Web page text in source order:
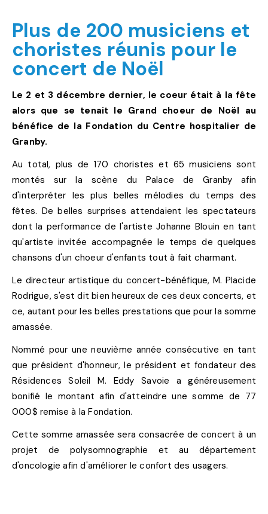
Plus de 200 musiciens et
choristes réunis pour le
concert de Noël
Le 2 et 3 décembre dernier, le coeur était à la fête
alors que se tenait le Grand choeur de Noël au
bénéfice de la Fondation du Centre hospitalier de
Granby.
Au total, plus de 170 choristes et 65 musiciens sont
montés sur la scène du Palace de Granby afin
d'interpréter les plus belles mélodies du temps des
fêtes. De belles surprises attendaient les spectateurs
dont la performance de l'artiste Johanne Blouin en tant
qu'artiste invitée accompagnée le temps de quelques
chansons d'un choeur d'enfants tout à fait charmant.
Le directeur artistique du concert-bénéfique, M. Placide
Rodrigue, s'est dit bien heureux de ces deux concerts, et
ce, autant pour les belles prestations que pour la somme
amassée.
Nommé pour une neuvième année consécutive en tant
que président d'honneur, le président et fondateur des
Résidences Soleil M. Eddy Savoie a généreusement
bonifié le montant afin d'atteindre une somme de 77
000$ remise à la Fondation.
Cette somme amassée sera consacrée de concert à un
projet de polysomnographie et au département
d'oncologie afin d'améliorer le confort des usagers.